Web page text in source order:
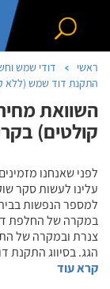
ראשי דודי שמש
התקנת דוד שמש (ללא
השוואת
קולטים)
לפני שאנחנו
עלינו לעשות סקר
למספר הנפשות
במקרה של החלפת
צנרת ובמקרה של
הגג. בסיווג התקנת
קרא עוד